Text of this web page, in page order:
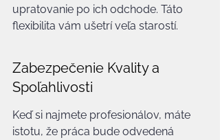
upratovanie po ich odchode. Táto
flexibilita vám ušetrí veľa starostí.
Zabezpečenie Kvality a
Spoľahlivosti
Keď si najmete profesionálov, máte
istotu, že práca bude odvedená